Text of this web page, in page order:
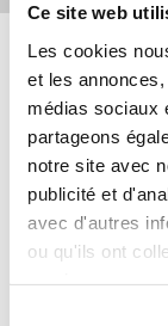
Ce site web
Les cookies
et les
médias sociaux
partageons
notre site avec
publicité et
avec d'autres
ou qu'ils ont